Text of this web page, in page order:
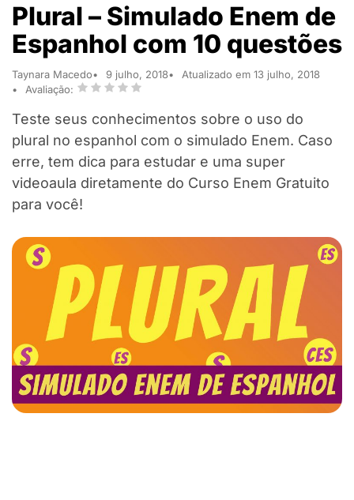
Plural – Simulado Enem de
Espanhol com 10 questões
Taynara Macedo 9 julho, 2018
Atualizado em 13 julho, 2018
Avaliação:
Teste seus conhecimentos sobre o uso do
plural no espanhol com o simulado Enem. Caso
erre, tem dica para estudar e uma super
videoaula diretamente do Curso Enem Gratuito
para você!